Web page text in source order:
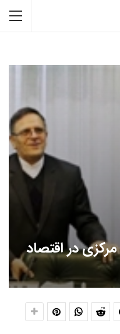
در اقتصاد